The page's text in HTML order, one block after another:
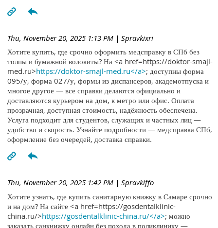
Thu, November 20, 2025 1:13 PM | Spravkixri
Хотите купить, где срочно оформить медсправку в СПб без
толпы и бумажной волокиты? На <a href=https://doktor-smajl-
med.ru>https://doktor-smajl-med.ru</a>; доступны форма
095/у, форма 027/у, формы из диспансеров, академотпуска и
многое другое — все справки делаются официально и
доставляются курьером на дом, к метро или офис. Оплата
прозрачная, доступная стоимость, надёжность обеспечена.
Услуга подходит для студентов, служащих и частных лиц —
удобство и скорость. Узнайте подробности — медсправка СПб,
оформление без очередей, доставка справки.
Thu, November 20, 2025 1:42 PM | Spravkiffo
Хотите узнать, где купить санитарную книжку в Самаре срочно
и на дом? На сайте <a href=https://gosdentalklinic-
china.ru/>https://gosdentalklinic-china.ru/</a>; можно
заказать санкнижку онлайн без похода в поликлинику —